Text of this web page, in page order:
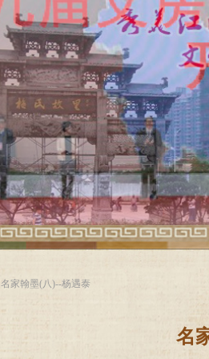
名
名家翰墨(八)--杨遇泰